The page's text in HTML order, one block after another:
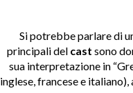
Si potrebbe parlare di
principali del cast sono
sua interpretazione in
inglese, francese e